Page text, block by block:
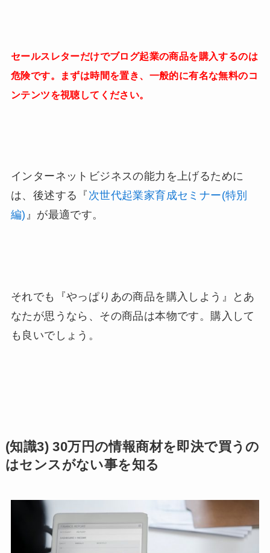
セールスレターだけでブログ起業の商品を購入するのは
危険です。まずは時間を置き、一般的に有名な無料のコ
ンテンツを視聴してください。
インターネットビジネスの能力を上げるために
は、後述する『 次世代起業家育成セミナー(特別
編) 』が最適です。
それでも『やっぱりあの商品を購入しよう』とあ
なたが思うなら、その商品は本物です。購入して
も良いでしょう。
(知識3) 30万円の情報商材を即決で買うの
はセンスがない事を知る